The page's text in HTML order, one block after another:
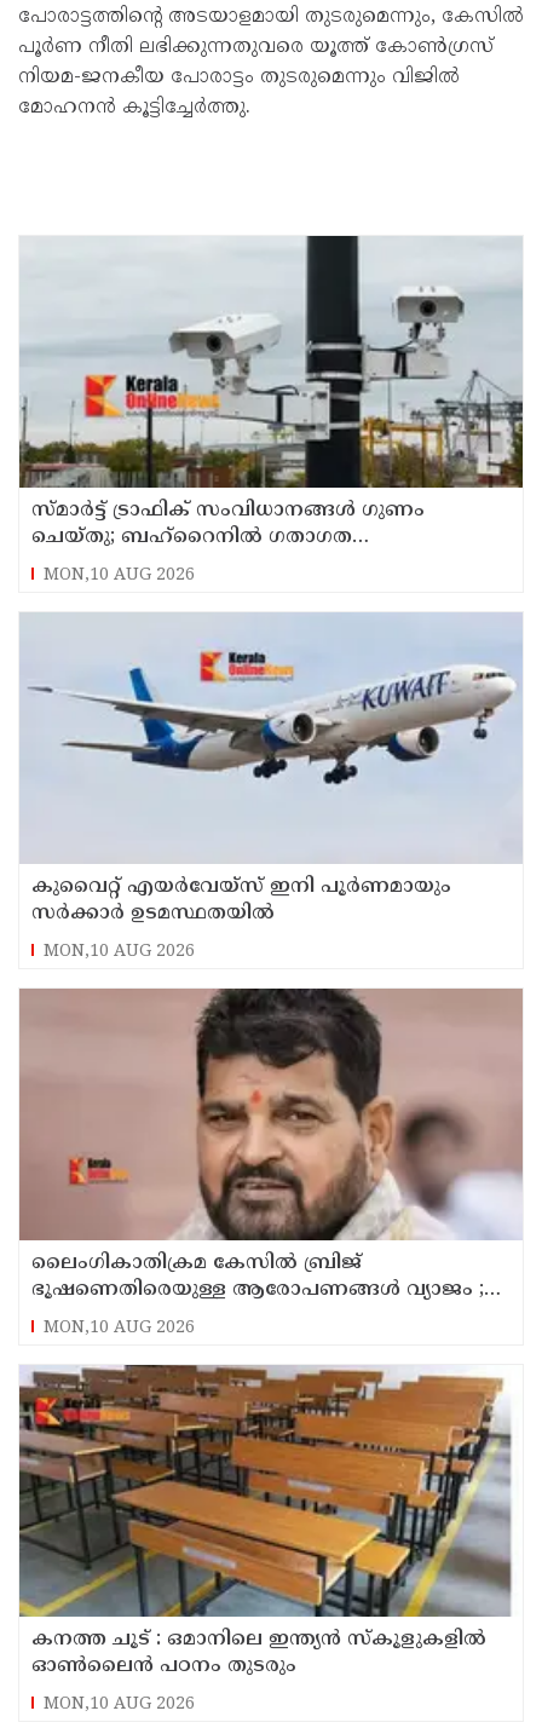
പോരാട്ടത്തിന്റെ അടയാളമായി തുടരുമെന്നും, കേസിൽ
പൂർണ നീതി ലഭിക്കുന്നതുവരെ യൂത്ത് കോൺഗ്രസ്
നിയമ-ജനകീയ പോരാട്ടം തുടരുമെന്നും വിജിൽ
മോഹനൻ കൂട്ടിച്ചേർത്തു.
സ്മാര്‍ട്ട് ട്രാഫിക് സംവിധാനങ്ങള്‍ ഗുണം
ചെയ്തു; ബഹ്‌റൈനില്‍ ഗതാഗത
നിയമലംഘനങ്ങളും അപകടങ്ങളും കുറഞ്ഞു
MON,10 AUG 2026
കുവൈറ്റ് എയര്‍വേയ്സ് ഇനി പൂര്‍ണമായും
സര്‍ക്കാര്‍ ഉടമസ്ഥതയില്‍
MON,10 AUG 2026
ലൈംഗികാതിക്രമ കേസിൽ ബ്രിജ്
ഭൂഷണെതിരെയുള്ള ആരോപണങ്ങൾ വ്യാജം ;
പിന്നിൽ രാഷ്ട്രീയ ഗൂഢാലോചനയെന്ന് ഡൽഹി
കോടതി
MON,10 AUG 2026
കനത്ത ചൂട് : ഒമാനിലെ ഇന്ത്യന്‍ സ്‌കൂളുകളില്‍
ഓണ്‍ലൈന്‍ പഠനം തുടരും
MON,10 AUG 2026